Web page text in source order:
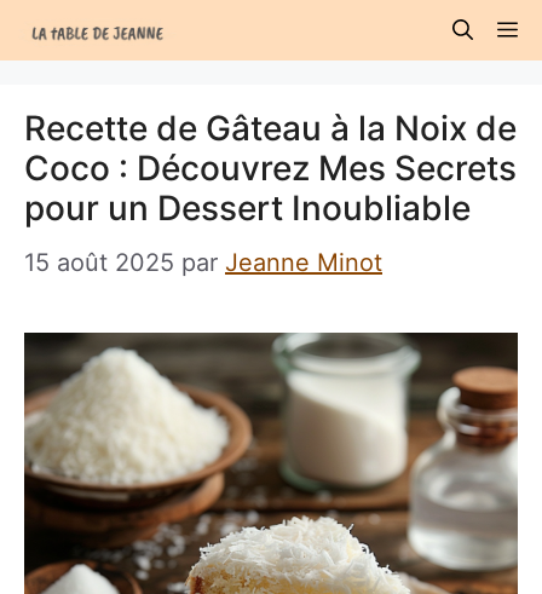
au
Recette de Gâteau à la Noix de
Coco : Découvrez Mes Secrets
pour un Dessert Inoubliable
15 août 2025 par Jeanne Minot